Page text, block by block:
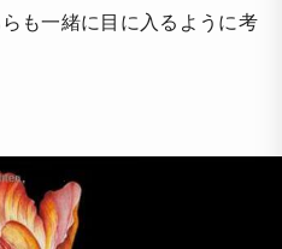
も一緒に目に入るように考